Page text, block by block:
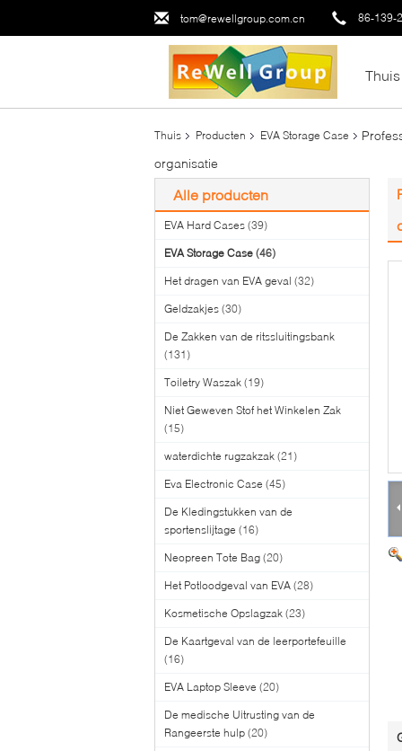
tom@rewellgroup.com.cn 86-139-
Thuis
Thuis Producten EVA Storage Case
organisatie
Alle producten
EVA Hard Cases (39)
EVA Storage Case (46)
Het dragen van EVA geval (32)
Geldzakjes (30)
De Zakken van de ritssluitingsbank
(131)
Toiletry Waszak (19)
Niet Geweven Stof het Winkelen Zak
(15)
waterdichte rugzakzak (21)
Eva Electronic Case (45)
De Kledingstukken van de
sportenslijtage (16)
Neopreen Tote Bag (20)
Het Potloodgeval van EVA (28)
Kosmetische Opslagzak (23)
De Kaartgeval van de leerportefeuille
(16)
EVA Laptop Sleeve (20)
De medische Uitrusting van de
Rangeerste hulp (20)